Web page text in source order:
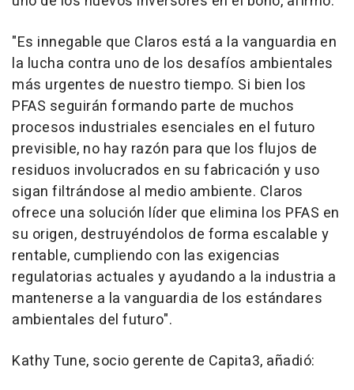
"Es innegable que Claros está a la vanguardia en
la lucha contra uno de los desafíos ambientales
más urgentes de nuestro tiempo. Si bien los
PFAS seguirán formando parte de muchos
procesos industriales esenciales en el futuro
previsible, no hay razón para que los flujos de
residuos involucrados en su fabricación y uso
sigan filtrándose al medio ambiente. Claros
ofrece una solución líder que elimina los PFAS en
su origen, destruyéndolos de forma escalable y
rentable, cumpliendo con las exigencias
regulatorias actuales y ayudando a la industria a
mantenerse a la vanguardia de los estándares
ambientales del futuro".
Kathy Tune, socio gerente de Capita3, añadió: